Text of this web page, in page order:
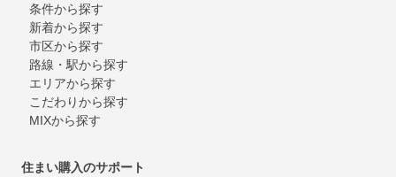
条件から探す
新着から探す
市区から探す
路線・駅から探す
エリアから探す
こだわりから探す
MIXから探す
住まい購入のサポート